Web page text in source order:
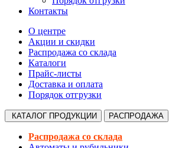
Контакты
О центре
Акции и скидки
Распродажа со склада
Каталоги
Прайс-листы
Доставка и оплата
Порядок отгрузки
КАТАЛОГ ПРОДУКЦИИ РАСПРОДАЖА
Распродажа со склада